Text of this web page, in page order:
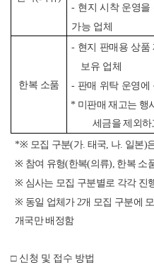
- 현지 시착 운영
가능 업체
한복 소품
- 현지 판매용 상품
보유 업체
- 판매 위탁 운영에
* 미판매 재고는 행
세금을 제외하
*※ 모집 구분(가. 태국, 나. 일본)
※ 참여 유형(한복(의류), 한복 소
※ 심사는 모집 구분별로 각각 진
※ 동일 업체가 2개 모집 구분에
개국만 배정함
□ 신청 및 접수 방법